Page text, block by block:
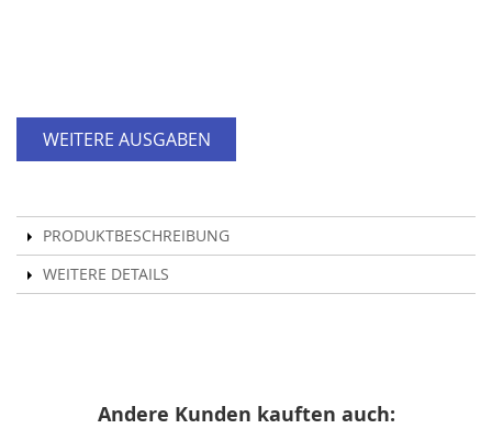
WEITERE AUSGABEN
PRODUKTBESCHREIBUNG
WEITERE DETAILS
Andere Kunden kauften auch: